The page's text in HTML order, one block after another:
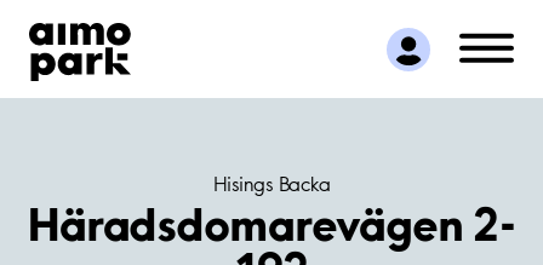
Hitta parkering
Samarbete
Kundservice
Hisings Backa
Häradsdomarevägen 2-